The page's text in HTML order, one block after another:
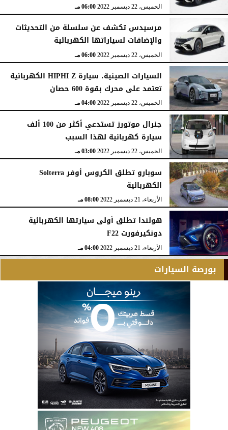
الخميس، 22 ديسمبر 2022 06:00 مـ
مرسيدس تكشف عن سلسلة من التحديثات
والإضافات لسياراتها الكهربائية
الخميس، 22 ديسمبر 2022 06:00 مـ
السيارات الصينية، سيارة HIPHI Z الكهربائية
تعتمد على محرك بقوة 600 حصان
الخميس، 22 ديسمبر 2022 04:00 مـ
جنرال موتورز تستدعي أكثر من 100 ألف
سيارة كهربائية لهذا السبب
الخميس، 22 ديسمبر 2022 03:00 مـ
سوبارو تطلق الكروس أوفر Solterra
الكهربائية
الأربعاء، 21 ديسمبر 2022 08:00 مـ
هولندا تطلق أولى سيارتها الكهربائية
دونكيرفورت F22
الأربعاء، 21 ديسمبر 2022 04:00 مـ
بورصة السيارات